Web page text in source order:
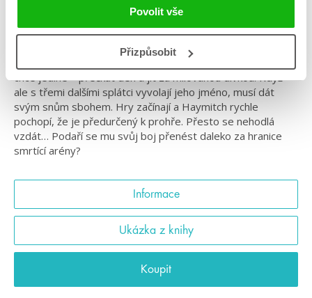
Povolit vše
Přizpůsobit
Začíná Den sklizně padesátého ročníku Hladových her a
všechny kraje Panemu svírá strach. Letos, u příležitosti
druhých čtvrtoher, bude do Kapitolu odveden dvojnásobný
chce jediné – přečkat den a jít za milovanou dívkou. Když
ale s třemi dalšími splátci vyvolají jeho jméno, musí dát
svým snům sbohem. Hry začínají a Haymitch rychle
pochopí, že je předurčený k prohře. Přesto se nehodlá
vzdát… Podaří se mu svůj boj přenést daleko za hranice
smrtící arény?
Informace
Ukázka z knihy
Koupit